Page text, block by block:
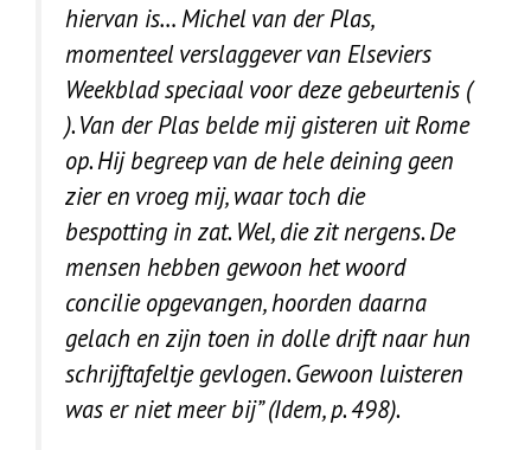
hiervan is… Michel van der Plas,
momenteel verslaggever van Elseviers
Weekblad speciaal voor deze gebeurtenis (
). Van der Plas belde mij gisteren uit Rome
op. Hij begreep van de hele deining geen
zier en vroeg mij, waar toch die
bespotting in zat. Wel, die zit nergens. De
mensen hebben gewoon het woord
concilie opgevangen, hoorden daarna
gelach en zijn toen in dolle drift naar hun
schrijftafeltje gevlogen. Gewoon luisteren
was er niet meer bij” (Idem, p. 498).